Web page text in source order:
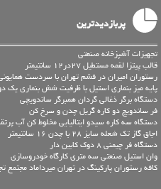
پربازدیدترین
تجهیزات آشپزخانه صنعتی
قالب پیتزا لقمه مستطیل 27در12 سانتیمتر
رستوران امیران در فشم تهران با سردست
پایه میز بنماری استیل با ظرفیت شش بنماری یک
دستگاه برگر ذغالی گردان همبرگر ساندویچی
فر ساندویچ دو کاره گریل چدن و سرخ کن
دستگاه سه کاره سیدو ایتالیایی مخلوط کن آب
اجاق گاز تک شعله سایز 28 با چدن 16 سانتیمتر
دستگاه فر چیمنی 8 دوک کابین دار
وان استیل صنعتی سه متری کارگاه خودروسازی
کافه رستوران پارکینگ در تهران میرداماد مجتمع